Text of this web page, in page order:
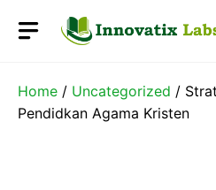
Home / Uncategorized /
Pendidkan Agama Kristen